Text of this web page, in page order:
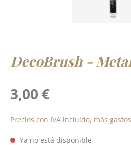
DecoBrush -
Precio normal:
3,00 €
Precios con IVA incluido, más
Ya no está disponible